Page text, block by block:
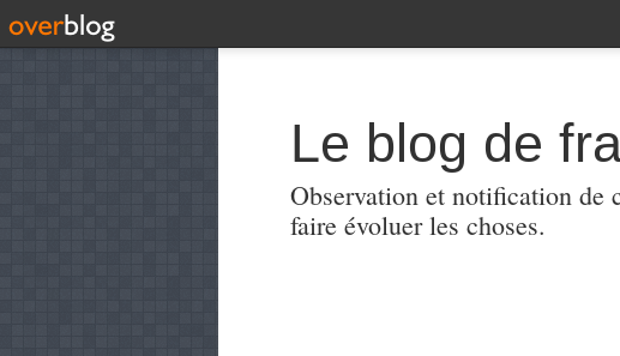
Le blog de
Observation et notification de
faire évoluer les choses.